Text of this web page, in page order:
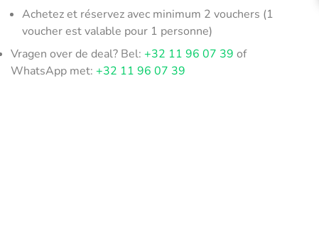
Achetez et réservez avec minimum 2 vouchers (1
voucher est valable pour 1 personne)
Vragen over de deal? Bel:+32 11 96 07 39 of
WhatsApp met:+32 11 96 07 39